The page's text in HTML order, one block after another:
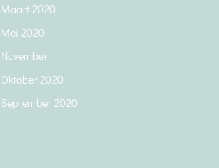
Maart 2020
Mei 2020
November
Oktober 2020
September 2020